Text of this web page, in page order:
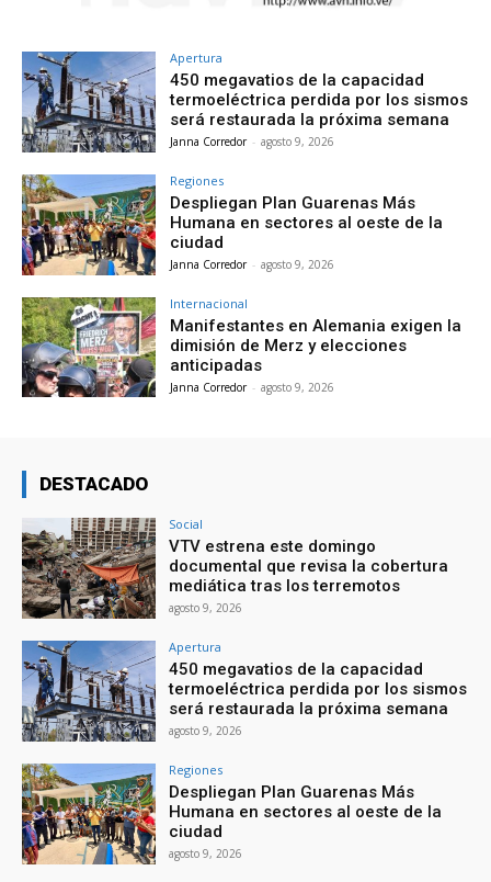
Apertura
450 megavatios de la capacidad
termoeléctrica perdida por los sismos
será restaurada la próxima semana
Janna Corredor - agosto 9, 2026
Regiones
Despliegan Plan Guarenas Más
Humana en sectores al oeste de la
ciudad
Janna Corredor - agosto 9, 2026
Internacional
Manifestantes en Alemania exigen la
dimisión de Merz y elecciones
anticipadas
Janna Corredor - agosto 9, 2026
DESTACADO
Social
VTV estrena este domingo
documental que revisa la cobertura
mediática tras los terremotos
agosto 9, 2026
Apertura
450 megavatios de la capacidad
termoeléctrica perdida por los sismos
será restaurada la próxima semana
agosto 9, 2026
Regiones
Despliegan Plan Guarenas Más
Humana en sectores al oeste de la
ciudad
agosto 9, 2026